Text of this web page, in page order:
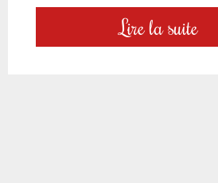
Lire la suite